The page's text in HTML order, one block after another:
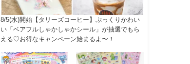
8/5(水)開始【タリーズコーヒー】ぷっくりかわい
い「ベアフルしゃかしゃかシール」が抽選でもら
える♡お得なキャンペーン始まるよ〜！